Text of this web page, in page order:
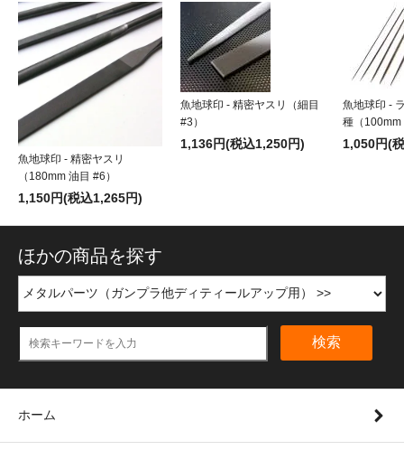
魚地球印 - 精密ヤスリ
（180mm 油目 #6）
1,150円(税込1,265円)
魚地球印 - 精密ヤスリ（細目
#3）
1,136円(税込1,250円)
魚地球印 -
種（100mm
1,050円(
ほかの商品を探す
検索
ホーム